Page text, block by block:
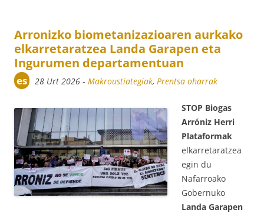
Arronizko biometanizazioaren aurkako
elkarretaratzea Landa Garapen eta
Ingurumen departamentuan
es 28 Urt 2026 -Makroustiategiak,Prentsa oharrak
STOP Biogas
Arróniz Herri
Plataformak
elkarretaratzea
egin du
Nafarroako
Gobernuko
Landa Garapen